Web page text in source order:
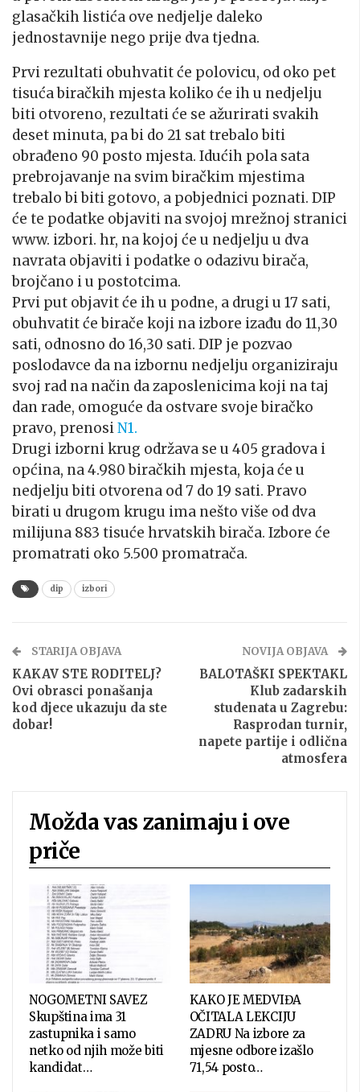
glasačkih listića ove nedjelje daleko
jednostavnije nego prije dva tjedna.
Prvi rezultati obuhvatit će polovicu, od oko pet
tisuća biračkih mjesta koliko će ih u nedjelju
biti otvoreno, rezultati će se ažurirati svakih
deset minuta, pa bi do 21 sat trebalo biti
obrađeno 90 posto mjesta. Idućih pola sata
prebrojavanje na svim biračkim mjestima
trebalo bi biti gotovo, a pobjednici poznati. DIP
će te podatke objaviti na svojoj mrežnoj stranici
www. izbori. hr, na kojoj će u nedjelju u dva
navrata objaviti i podatke o odazivu birača,
brojčano i u postotcima.
Prvi put objavit će ih u podne, a drugi u 17 sati,
obuhvatit će birače koji na izbore izađu do 11,30
sati, odnosno do 16,30 sati. DIP je pozvao
poslodavce da na izbornu nedjelju organiziraju
svoj rad na način da zaposlenicima koji na taj
dan rade, omoguće da ostvare svoje biračko
pravo, prenosiN1.
Drugi izborni krug održava se u 405 gradova i
općina, na 4.980 biračkih mjesta, koja će u
nedjelju biti otvorena od 7 do 19 sati. Pravo
birati u drugom krugu ima nešto više od dva
milijuna 883 tisuće hrvatskih birača. Izbore će
promatrati oko 5.500 promatrača.
dip izbori
STARIJA OBJAVA
KAKAV STE RODITELJ?
Ovi obrasci ponašanja
kod djece ukazuju da ste
dobar!
NOVIJA OBJAVA
BALOTAŠKI SPEKTAKL
Klub zadarskih
studenata u Zagrebu:
Rasprodan turnir,
napete partije i odlična
atmosfera
Možda vas zanimaju i ove
priče
NOGOMETNI SAVEZ
Skupština ima 31
zastupnika i samo
netko od njih može biti
kandidat…
KAKO JE MEDVIĐA
OČITALA LEKCIJU
ZADRU Na izbore za
mjesne odbore izašlo
71,54 posto…